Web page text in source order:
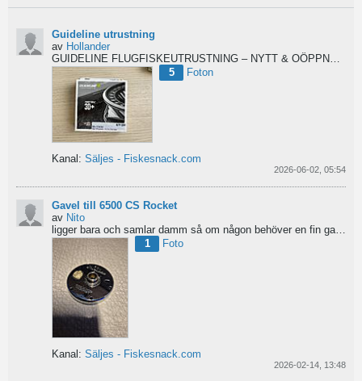
Guideline utrustning
av Hollander
GUIDELINE FLUGFISKEUTRUSTNING – NYTT & OÖPPNAT
5
Foton
Kanal: Säljes - Fiskesnack.com
2026-06-02, 05:54
Gavel till 6500 CS Rocket
av Nito
1
Foto
Kanal: Säljes - Fiskesnack.com
2026-02-14, 13:48